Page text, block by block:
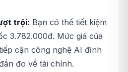
trội: Bạn có thể tiết kiệm
3.782.000đ. Mức giá của
cận công nghệ AI đỉnh
đo về tài chính.